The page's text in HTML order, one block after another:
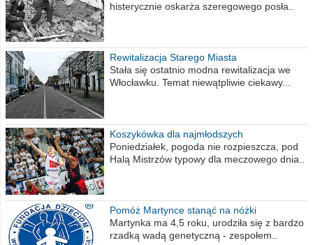
histerycznie oskarża szeregowego posła..
Rewitalizacja Starego Miasta
Stała się ostatnio modna rewitalizacja we
Włocławku. Temat niewątpliwie ciekawy...
Koszykówka dla najmłodszych
Poniedziałek, pogoda nie rozpieszcza, pod
Halą Mistrzów typowy dla meczowego dnia..
Pomóż Martynce stanąć na nóżki
Martynka ma 4,5 roku, urodziła się z bardzo
rzadką wadą genetyczną - zespołem..